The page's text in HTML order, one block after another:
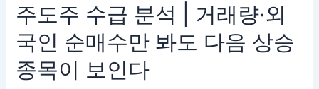
대
강
도
분
석
주도주 수급 분석 | 거래량·외
국인 순매수만 봐도 다음 상승
종목이 보인다
주
도
주
급